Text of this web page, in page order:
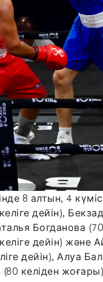
8 алтын, 4
дейін),
Богданова
дейін) және
дейін), Алуа
келіден